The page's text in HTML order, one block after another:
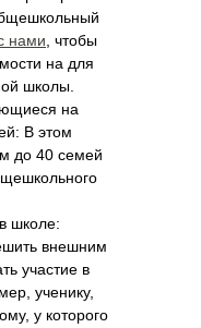
нами , чтобы
на для
школы.
на
В этом
до 40 семей
школе:
внешним
участие в
ученику,
у которого